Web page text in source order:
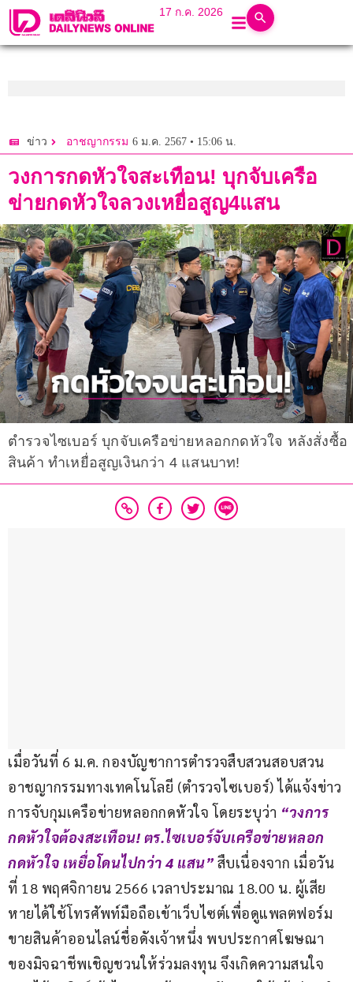
17 ก.ค. 2026
ข่าว อาชญากรรม 6 ม.ค. 2567 • 15:06 น.
วงการกดหัวใจสะเทือน! บุกจับเครือ
ข่ายกดหัวใจลวงเหยื่อสูญ4แสน
ตำรวจไซเบอร์ บุกจับเครือข่ายหลอกกดหัวใจ หลังสั่งซื้อ
สินค้า ทำเหยื่อสูญเงินกว่า 4 แสนบาท!
เมื่อวันที่ 6 ม.ค. กองบัญชาการตำรวจสืบสวนสอบสวน
อาชญากรรมทางเทคโนโลยี (ตำรวจไซเบอร์) ได้แจ้งข่าว
การจับกุมเครือข่ายหลอกกดหัวใจ โดยระบุว่า “วงการ
กดหัวใจต้องสะเทือน! ตร.ไซเบอร์จับเครือข่ายหลอก
กดหัวใจ เหยื่อโดนไปกว่า 4 แสน” สืบเนื่องจาก เมื่อวัน
ที่ 18 พฤศจิกายน 2566 เวลาประมาณ 18.00 น. ผู้เสีย
หายได้ใช้โทรศัพท์มือถือเข้าเว็บไซต์เพื่อดูแพลตฟอร์ม
ขายสินค้าออนไลน์ชื่อดังเจ้าหนึ่ง พบประกาศโฆษณา
ของมิจฉาชีพเชิญชวนให้ร่วมลงทุน จึงเกิดความสนใจ